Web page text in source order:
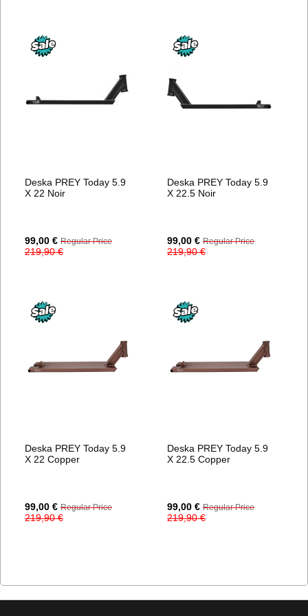
Deska PREY Today 5.9
X 22 Noir
Special
Price
99,00 € Regular Price
219,90 €
Deska PREY Today 5.9
X 22.5 Noir
Special
Price
99,00 € Regular Price
219,90 €
Deska PREY Today 5.9
X 22 Copper
Special
Price
99,00 € Regular Price
219,90 €
Deska PREY Today 5.9
X 22.5 Copper
Special
Price
99,00 € Regular Price
219,90 €